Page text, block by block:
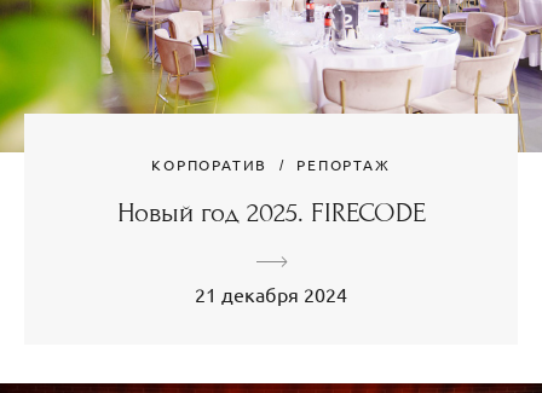
КОРПОРАТИВ РЕПОРТАЖ
Новый год 2025. FIRECODE
21 декабря 2024